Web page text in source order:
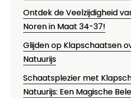
Ontdek de Veelzijdigheid
Noren in Maat 34-37!
Glijden op Klapschaatsen
Natuurijs
Schaatsplezier met
Natuurijs: Een Magische